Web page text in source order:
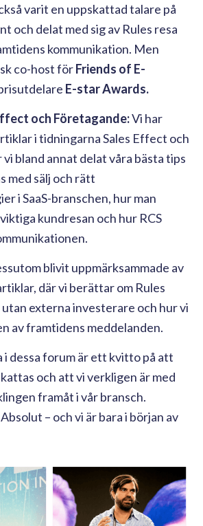
varit en uppskattad talare på
och delat med sig av Rules resa
kommunikation. Men
co-host förFriends of E-
E-star Awards.
och Företagande:Vi har
i tidningarna Sales Effect och
bland annat delat våra bästa tips
med sälj och rätt
i SaaS-branschen, hur man
kundresan och hur RCS
blivit uppmärksammade av
där vi berättar om Rules
externa investerare och hur vi
av framtidens meddelanden.
i dessa forum är ett kvitto på att
och att vi verkligen är med
framåt i vår bransch.
– och vi är bara i början av